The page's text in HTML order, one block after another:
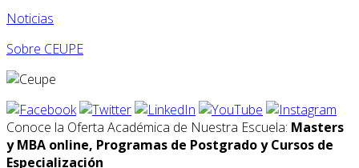
Noticias
Sobre CEUPE
Conoce la Oferta Académica de Nuestra Escuela: Masters
y MBA online, Programas de Postgrado y Cursos de
Especialización